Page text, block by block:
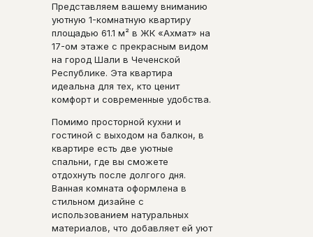
Представляем вашему вниманию
уютную 1-комнатную квартиру
площадью 61.1 м² в ЖК «Ахмат» на
17-ом этаже с прекрасным видом
на город Шали в Чеченской
Республике. Эта квартира
идеальна для тех, кто ценит
комфорт и современные удобства.
Помимо просторной кухни и
гостиной с выходом на балкон, в
квартире есть две уютные
спальни, где вы сможете
отдохнуть после долгого дня.
Ванная комната оформлена в
стильном дизайне с
использованием натуральных
материалов, что добавляет ей уют